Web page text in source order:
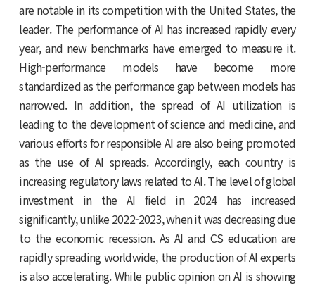
are notable in its competition with the United States, the
leader. The performance of AI has increased rapidly every
year, and new benchmarks have emerged to measure it.
High-performance models have become more
standardized as the performance gap between models has
narrowed. In addition, the spread of AI utilization is
leading to the development of science and medicine, and
various efforts for responsible AI are also being promoted
as the use of AI spreads. Accordingly, each country is
increasing regulatory laws related to AI. The level of global
investment in the AI ​​field in 2024 has increased
significantly, unlike 2022-2023, when it was decreasing due
to the economic recession. As AI and CS education are
rapidly spreading worldwide, the production of AI experts
is also accelerating. While public opinion on AI is showing